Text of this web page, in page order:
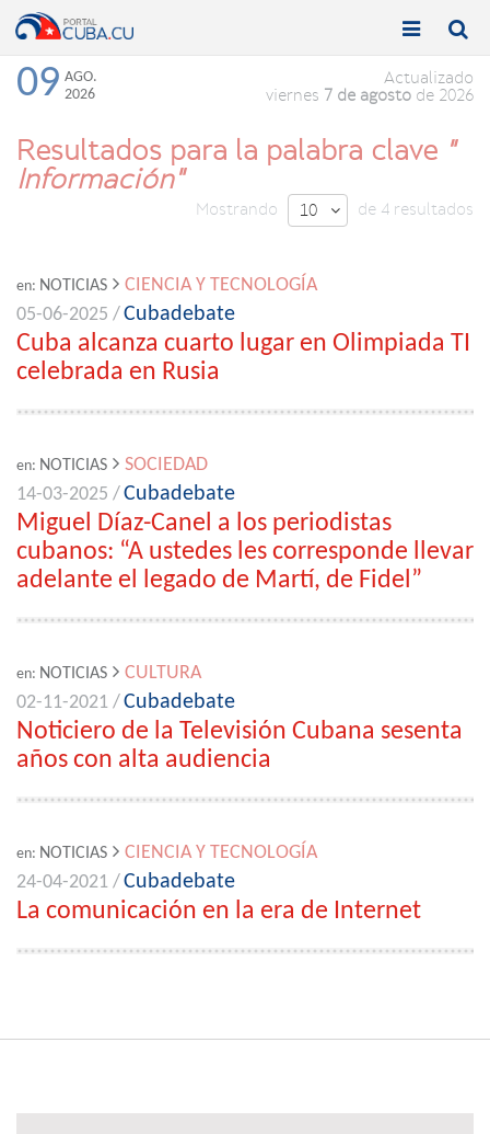
Toggle

Toggle

09 AGO.
2026
Actualizado
viernes 7 de agosto de 2026
Resultados para la palabra clave "
Información"
Mostrando 10  de 4 resultados
en: NOTICIAS
CIENCIA Y TECNOLOGÍA
05-06-2025 /Cubadebate
Cuba alcanza cuarto lugar en Olimpiada TI
celebrada en Rusia
en: NOTICIAS
SOCIEDAD
14-03-2025 /Cubadebate
Miguel Díaz-Canel a los periodistas
cubanos: “A ustedes les corresponde llevar
adelante el legado de Martí, de Fidel”
en: NOTICIAS
CULTURA
02-11-2021 /Cubadebate
Noticiero de la Televisión Cubana sesenta
años con alta audiencia
en: NOTICIAS
CIENCIA Y TECNOLOGÍA
24-04-2021 /Cubadebate
La comunicación en la era de Internet